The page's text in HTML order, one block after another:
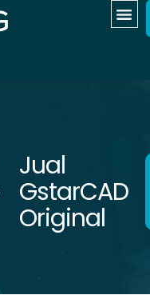
Jual
GstarCAD
Original